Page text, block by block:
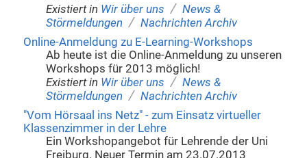
Existiert in Wir über uns / News &
Störmeldungen / Nachrichten Archiv
Online-Anmeldung zu E-Learning-Workshops
Ab heute ist die Online-Anmeldung zu unseren
Workshops für 2013 möglich!
Existiert in Wir über uns / News &
Störmeldungen / Nachrichten Archiv
"Vom Hörsaal ins Netz" - zum Einsatz virtueller
Klassenzimmer in der Lehre
Ein Workshopangebot für Lehrende der Uni
Freiburg. Neuer Termin am 23.07.2013